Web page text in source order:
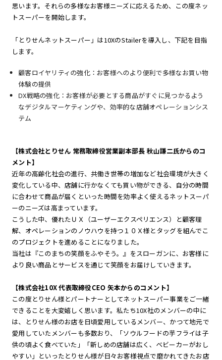
思います。それらの多様なお客様ニーズに応えるため、この度ネッ
トスーパーを開始します。
「とりせんネットスーパー」は10XのStailerを導入し、下記を目指
します。
顧客ロイヤリティの強化：お客様へのより便利で多様なお買い物
体験の提供
DX戦略の強化：お客様が必要とする商品がすぐに見つかるよう
なデジタルマーケティングや、効率的な店舗オペレーションシス
テム
【株式会社とりせん 常務取締役営業副本部長 秋山謙二氏からのコ
メント】
近年の高齢化社会の進行、共働き世帯の増加など社会環境が大きく
変化している中、店舗に行かなくても買い物ができる、自分の時間
に合わせて商品が届くといった時間を効率よく使えるネットスーパ
ーのニーズは高まっています。
こうした中、優れたＵＸ（ユーザーエクスペリエンス）と顧客理
解、オペレーションのノウハウを持つ１０Ｘ様とタッグを組んでこ
のプロジェクトを進めることになりました。
当社は『このまちの笑顔をふやそう。』をスローガンに、お客様に
より良い商品とサービスを通じて笑顔をお届けしていきます。
【株式会社10X 代表取締役CEO 矢本からのコメント】
この度とりせん様とパートナーとしてネットスーパー事業をご一緒
できることを大変嬉しく思います。私たち10X社のメンバーの中に
は、とりせん様のお店を日頃愛用しているメンバー、かつて地元で
愛用していたメンバーも多数おり、「ソウルフードの芋フライは子
供の頃よく食べていた」「新しめの店舗は広く、ベビーカーがおし
やすい」といったとりせん様が日々お客様視点で磨かれてきたお店